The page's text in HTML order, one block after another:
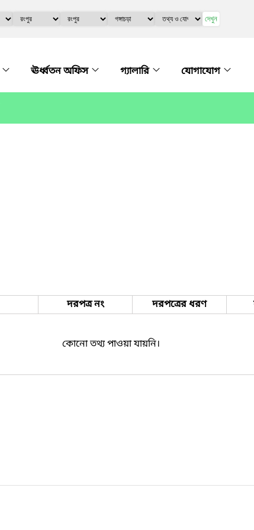
দেখুন
ঊর্ধ্বতন অফিস গ্যালারি যোগাযোগ
দরপত্র নং দরপত্রের ধরণ
কোনো তথ্য পাওয়া যায়নি।